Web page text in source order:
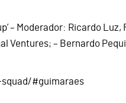
– Moderador: Ricardo Luz,
Ventures; – Bernardo
#guimaraes